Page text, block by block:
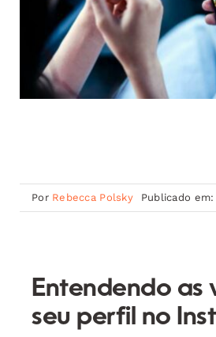
Por Rebecca Polsky Publicado
Entendendo as
seu perfil no